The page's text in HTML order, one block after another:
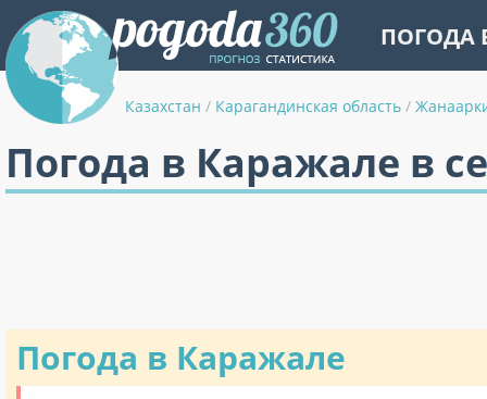
ПОГОДА
Казахстан / Карагандинская область /
Погода в Каражале в
Погода в Каражале